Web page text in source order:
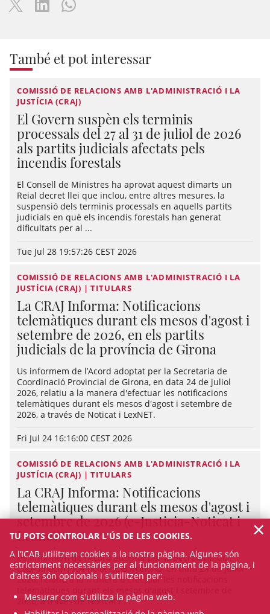
També et pot interessar
COMISSIÓ DE RELACIONS AMB L'ADMINISTRACIÓ I LA
JUSTÍCIA (CRAJ)
El Govern suspèn els terminis
processals del 27 al 31 de juliol de 2026
als partits judicials afectats pels
incendis forestals
El Consell de Ministres ha aprovat aquest dimarts un
Reial decret llei que inclou, entre altres mesures, la
suspensió dels terminis processals en aquells partits
judicials en què els incendis forestals han generat
dificultats per al ...
Tue Jul 28 19:57:26 CEST 2026
COMISSIÓ DE RELACIONS AMB L'ADMINISTRACIÓ I LA
JUSTÍCIA (CRAJ) | TITULARS
La CRAJ Informa: Notificacions
telemàtiques durant els mesos d'agost i
setembre de 2026, en els partits
judicials de la província de Girona
Us informem de l’Acord adoptat per la Secretaria de
Coordinació Provincial de Girona, en data 24 de juliol
2026, relatiu a la manera d'efectuar les notificacions
telemàtiques durant els mesos d'agost i setembre de
2026, a través de Noticat i LexNET.
Fri Jul 24 16:16:00 CEST 2026
COMISSIÓ DE RELACIONS AMB L'ADMINISTRACIÓ I LA
JUSTÍCIA (CRAJ) | TITULARS
La CRAJ Informa: Notificacions
telemàtiques durant els mesos d'agost i
setembre de 2026 (e-Justicia-Noticat i
Lexnet)
Us informem de l’Acord adoptat per la Secretaria de
Coordinació Provincial de Barcelona, en data 24 de juliol
2026, relatiu a la manera d'efectuar les notificacions
2026, a través de Noticat i ...
TU POTS CONTROLAR L'ÚS DE LES COOKIES.
A l’ICAB utilitzem cookies a la nostra pàgina. Algunes són
estrictament necessàries per al funcionament de la pàgina, i
d'altres són opcionals i s'utilitzen per:
Mesurar com s'utilitza la pàgina web.
×